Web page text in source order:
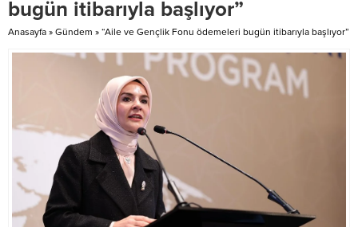
bugün itibarıyla başlıyor”
Anasayfa » Gündem » “Aile ve Gençlik Fonu ödemeleri bugün itibarıyla başlıyor”